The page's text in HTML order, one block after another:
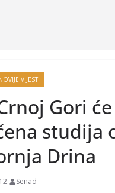
VIJESTI
Gori
studija
Drina
Senad